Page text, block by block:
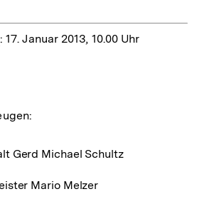
: 17. Januar 2013, 10.00 Uhr
Gerd Michael Schultz
Mario Melzer